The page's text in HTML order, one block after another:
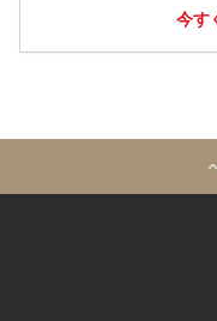
今す